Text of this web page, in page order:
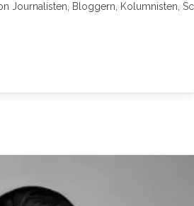
Journalisten, Bloggern, Kolumnisten,